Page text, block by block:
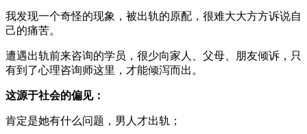
我发现一个奇怪的现象，被出轨的原配，很难大大方方诉说自
己的痛苦。
遭遇出轨前来咨询的学员，很少向家人、父母、朋友倾诉，只
有到了心理咨询师这里，才能倾泻而出。
这源于社会的偏见：
肯定是她有什么问题，男人才出轨；